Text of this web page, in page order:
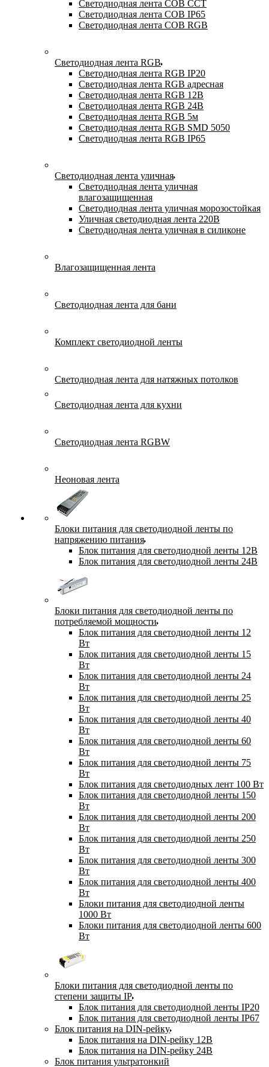
Светодиодная лента COB CCT
Светодиодная лента COB IP65
Светодиодная лента COB RGB
Светодиодная лента RGB
Светодиодная лента RGB IP20
Светодиодная лента RGB адресная
Светодиодная лента RGB 12В
Светодиодная лента RGB 24В
Светодиодная лента RGB 5м
Светодиодная лента RGB SMD 5050
Светодиодная лента RGB IP65
Светодиодная лента уличная
Светодиодная лента уличная
влагозащищенная
Светодиодная лента уличная морозостойкая
Уличная светодиодная лента 220В
Светодиодная лента уличная в силиконе
Влагозащищенная лента
Светодиодная лента для бани
Комплект светодиодной ленты
Светодиодная лента для натяжных потолков
Светодиодная лента для кухни
Светодиодная лента RGBW
Неоновая лента
Блоки питания для светодиодной ленты по
напряжению питания
Блок питания для светодиодной ленты 12В
Блок питания для светодиодной ленты 24В
Блоки питания для светодиодной ленты по
потребляемой мощности
Блок питания для светодиодной ленты 12
Вт
Блок питания для светодиодной ленты 15
Вт
Блок питания для светодиодной ленты 24
Вт
Блок питания для светодиодной ленты 25
Вт
Блок питания для светодиодной ленты 40
Вт
Блок питания для светодиодной ленты 60
Вт
Блок питания для светодиодной ленты 75
Вт
Блок питания для светодиодных лент 100 Вт
Блок питания для светодиодной ленты 150
Вт
Блок питания для светодиодной ленты 200
Вт
Блок питания для светодиодной ленты 250
Вт
Блок питания для светодиодной ленты 300
Вт
Блок питания для светодиодной ленты 400
Вт
Блоки питания для светодиодной ленты
1000 Вт
Блоки питания для светодиодной ленты 600
Вт
Блоки питания для светодиодной ленты по
степени защиты IP
Блок питания для светодиодной ленты IP20
Блок питания для светодиодной ленты IP67
Блок питания на DIN-рейку
Блок питания на DIN-рейку 12В
Блок питания на DIN-рейку 24В
Блок питания ультратонкий